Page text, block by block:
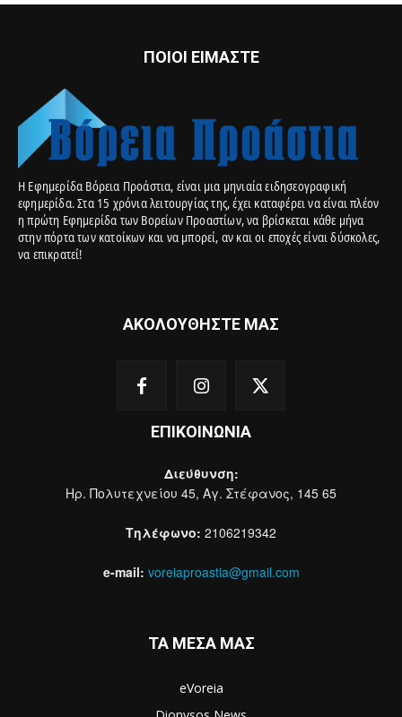
ΠΟΙΟΙ ΕΙΜΑΣΤΕ
Η Εφημερίδα Βόρεια Προάστια, είναι μια μηνιαία ειδησεογραφική
εφημερίδα. Στα 15 χρόνια λειτουργίας της, έχει καταφέρει να είναι πλέον
η πρώτη Εφημερίδα των Βορείων Προαστίων, να βρίσκεται κάθε μήνα
στην πόρτα των κατοίκων και να μπορεί, αν και οι εποχές είναι δύσκολες,
να επικρατεί!
ΑΚΟΛΟΥΘΗΣΤΕ ΜΑΣ
ΕΠΙΚΟΙΝΩΝΙΑ
Διεύθυνση:
Ηρ. Πολυτεχνείου 45, Αγ. Στέφανος, 145 65
Τηλέφωνο: 2106219342
e-mail: voreiaproastia@gmail.com
ΤΑ ΜΕΣΑ ΜΑΣ
eVoreia